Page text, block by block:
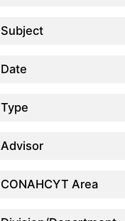
Subject
Date
Type
Advisor
CONAHCYT Area